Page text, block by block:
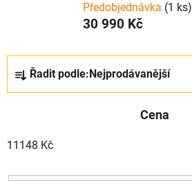
Předobjednávka (1 ks)
30 990 Kč
n
í
p
Řadit podle:Nejprodávanější
Cena
11148 Kč